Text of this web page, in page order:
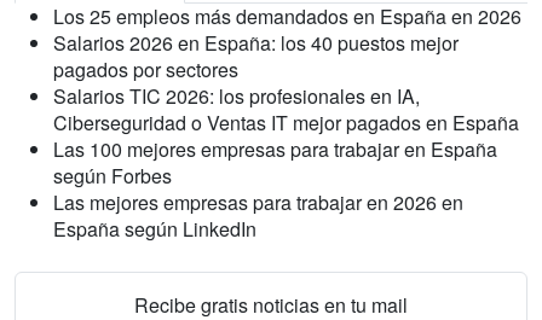
Los 25 empleos más demandados en España en 2026
Salarios 2026 en España: los 40 puestos mejor
pagados por sectores
Salarios TIC 2026: los profesionales en IA,
Ciberseguridad o Ventas IT mejor pagados en España
Las 100 mejores empresas para trabajar en España
según Forbes
Las mejores empresas para trabajar en 2026 en
España según LinkedIn
Recibe gratis noticias en tu mail